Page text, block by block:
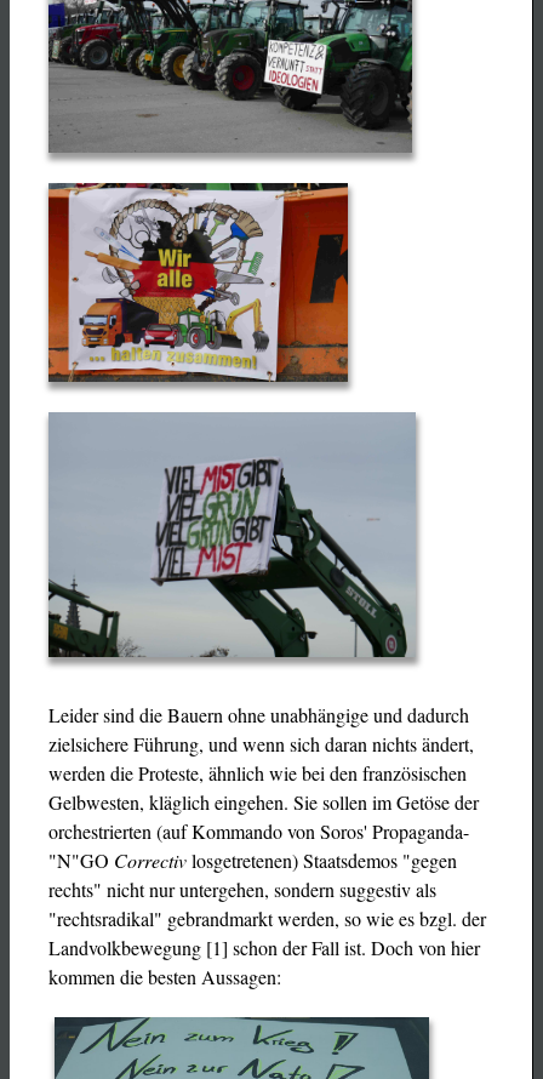
Leider sind die Bauern ohne unabhängige und dadurch
zielsichere Führung, und wenn sich daran nichts ändert,
werden die Proteste, ähnlich wie bei den französischen
Gelbwesten, kläglich eingehen. Sie sollen im Getöse der
orchestrierten (auf Kommando von Soros' Propaganda-
"N"GO Correctivlosgetretenen) Staatsdemos "gegen
rechts" nicht nur untergehen, sondern suggestiv als
"rechtsradikal" gebrandmarkt werden, so wie es bzgl. der
Landvolkbewegung [1] schon der Fall ist. Doch von hier
kommen die besten Aussagen: